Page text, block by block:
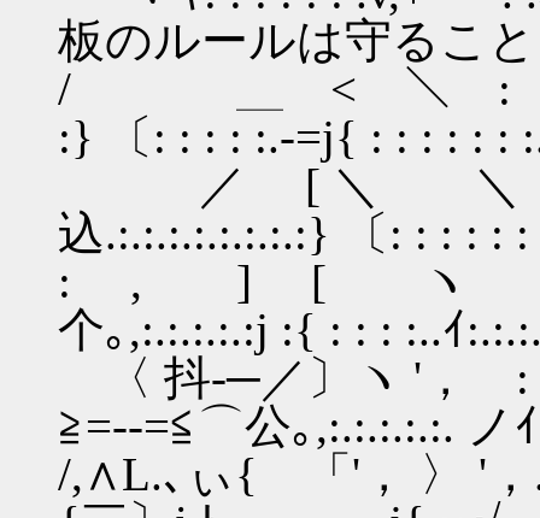
板のルールは守るこ
/ ＿ < ＼ :〔ﾊ(
:} 〔: : : : :.-=j{ : : : : : :
／ [ ＼ ＼
込.:.:.:.:.:.:.:.:} 〔: : : : :
: , ] [ ヽ 〔(
个｡,:.:.:.:.:j :{ : : : :..ｲ
〈 抖-─／〕ヽ '
≧=--=≦⌒公｡,:.:.:.:.:. ノ
/,∧L.､ぃ{ 「'， 〉 '